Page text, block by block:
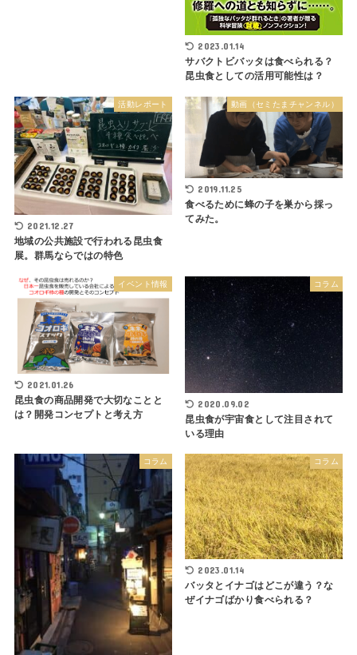
2023.01.14
サバクトビバッタは食べられる？
昆虫食としての活用可能性は？
活動レポート
2021.12.27
地域の公共施設で行われる昆虫食
展。群馬ならではの特色
動画（セミたまチャンネル）
2019.11.25
食べるために蜂の子を巣から採っ
てみた。
イベント情報
2021.01.26
昆虫食の商品開発で大切なことと
は？開発コンセプトと考え方
コラム
2020.09.02
昆虫食が宇宙食として注目されて
いる理由
コラム コラム
2023.01.14
バッタとイナゴはどこが違う？な
ぜイナゴばかり食べられる？